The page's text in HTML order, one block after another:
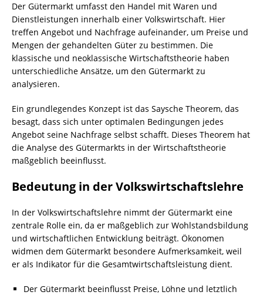
Der Gütermarkt umfasst den Handel mit Waren und
Dienstleistungen innerhalb einer Volkswirtschaft. Hier
treffen Angebot und Nachfrage aufeinander, um Preise und
Mengen der gehandelten Güter zu bestimmen. Die
klassische und neoklassische Wirtschaftstheorie haben
unterschiedliche Ansätze, um den Gütermarkt zu
analysieren.
Ein grundlegendes Konzept ist das Saysche Theorem, das
besagt, dass sich unter optimalen Bedingungen jedes
Angebot seine Nachfrage selbst schafft. Dieses Theorem hat
die Analyse des Gütermarkts in der Wirtschaftstheorie
maßgeblich beeinflusst.
Bedeutung in der Volkswirtschaftslehre
In der Volkswirtschaftslehre nimmt der Gütermarkt eine
zentrale Rolle ein, da er maßgeblich zur Wohlstandsbildung
und wirtschaftlichen Entwicklung beiträgt. Ökonomen
widmen dem Gütermarkt besondere Aufmerksamkeit, weil
er als Indikator für die Gesamtwirtschaftsleistung dient.
Der Gütermarkt beeinflusst Preise, Löhne und letztlich